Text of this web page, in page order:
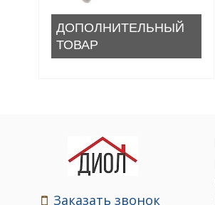
ДОПОЛНИТЕЛЬНЫЙ
ТОВАР
Заказать звонок